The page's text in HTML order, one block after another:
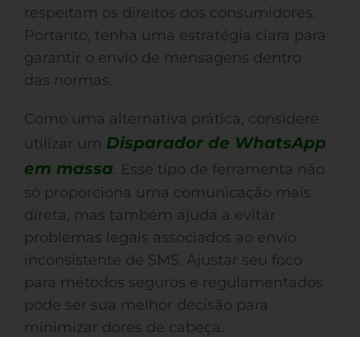
respeitam os direitos dos consumidores.
Portanto, tenha uma estratégia clara para
garantir o envio de mensagens dentro
das normas.
Como uma alternativa prática, considere
utilizar um Disparador de WhatsApp
em massa. Esse tipo de ferramenta não
só proporciona uma comunicação mais
direta, mas também ajuda a evitar
problemas legais associados ao envio
inconsistente de SMS. Ajustar seu foco
para métodos seguros e regulamentados
pode ser sua melhor decisão para
minimizar dores de cabeça.